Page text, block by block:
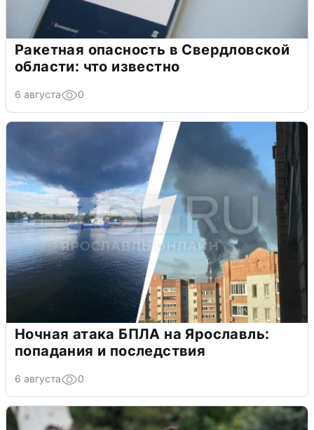
Ракетная опасность в Свердловской
области: что известно
6 августа 0
Ночная атака БПЛА на Ярославль:
попадания и последствия
6 августа 0